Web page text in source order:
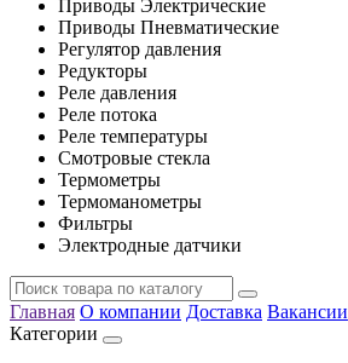
Приводы Электрические
Приводы Пневматические
Регулятор давления
Редукторы
Реле давления
Реле потока
Реле температуры
Смотровые стекла
Термометры
Термоманометры
Фильтры
Электродные датчики
Главная О компании Доставка Вакансии
Категории